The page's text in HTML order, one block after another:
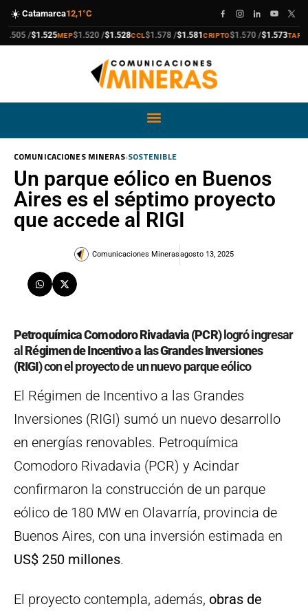
☀️ Catamarca12,1°C
/$1.525MEP
compra$1.520 /
venta $1.528CCL
compra$1.578 /
venta $1.581CRIPTO
compra$1.570 /
venta $1.573compra
venta
COMUNICACIONES MINERAS›SOSTENIBLE
Un parque eólico en Buenos
Aires es el séptimo proyecto
que accede al RIGI
Comunicaciones Minerasagosto 13, 2025
Petroquímica Comodoro Rivadavia (PCR)logró ingresar
alRégimen de Incentivo a las Grandes Inversiones
(RIGI)con el proyecto de un nuevo parque eólico
El Régimen de Incentivo a las Grandes
Inversiones (RIGI) sumó un nuevo desarrollo
en energías renovables. Petroquímica
Comodoro Rivadavia (PCR) y Acindar
confirmaron la construcción de un parque
eólico de 180 MW en Olavarría, provincia de
Buenos Aires, con una inversión estimada en
US$ 250 millones.
El proyecto contempla, además, obras de